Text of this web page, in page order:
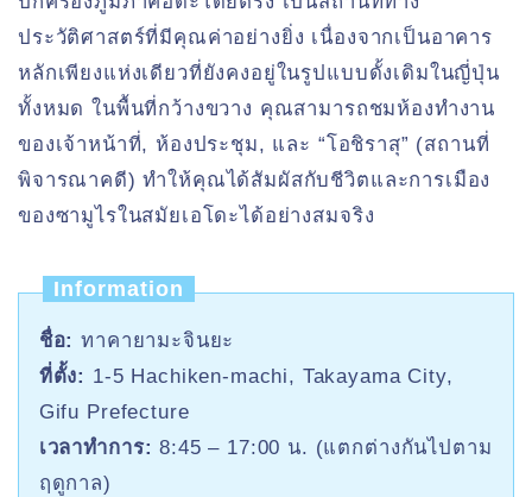
ประวัติศาสตร์ที่มีคุณค่าอย่างยิ่ง เนื่องจากเป็นอาคาร
หลักเพียงแห่งเดียวที่ยังคงอยู่ในรูปแบบดั้งเดิมในญี่ปุ่น
ทั้งหมด ในพื้นที่กว้างขวาง คุณสามารถชมห้องทำงาน
ของเจ้าหน้าที่, ห้องประชุม, และ “โอชิราสุ” (สถานที่
พิจารณาคดี) ทำให้คุณได้สัมผัสกับชีวิตและการเมือง
ของซามูไรในสมัยเอโดะได้อย่างสมจริง
Information
ชื่อ: ทาคายามะจินยะ
ที่ตั้ง: 1-5 Hachiken-machi, Takayama City,
Gifu Prefecture
เวลาทำการ: 8:45 – 17:00 น. (แตกต่างกันไปตาม
ฤดูกาล)